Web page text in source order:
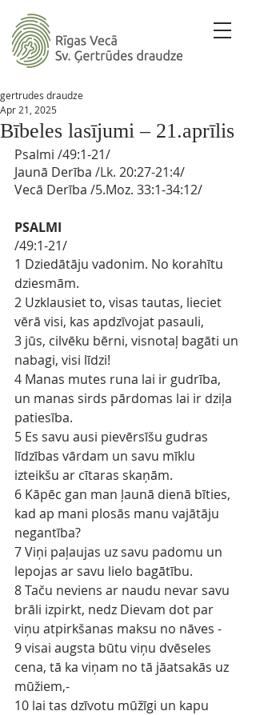
Bībeles lasījumi – 21.aprīlis
gertrudes draudze
Apr 21, 2025
Psalmi /49:1-21/
Jaunā Derība /Lk. 20:27-21:4/
Vecā Derība /5.Moz. 33:1-34:12/
PSALMI
/49:1-21/
1 Dziedātāju vadonim. No korahītu
dziesmām.
2 Uzklausiet to, visas tautas, lieciet
vērā visi, kas apdzīvojat pasauli,
3 jūs, cilvēku bērni, visnotaļ bagāti un
nabagi, visi līdzi!
4 Manas mutes runa lai ir gudrība,
un manas sirds pārdomas lai ir dziļa
patiesība.
5 Es savu ausi pievērsīšu gudras
līdzības vārdam un savu mīklu
izteikšu ar cītaras skaņām.
6 Kāpēc gan man ļaunā dienā bīties,
kad ap mani plosās manu vajātāju
negantība?
7 Viņi paļaujas uz savu padomu un
lepojas ar savu lielo bagātību.
8 Taču neviens ar naudu nevar savu
brāli izpirkt, nedz Dievam dot par
viņu atpirkšanas maksu no nāves -
9 visai augsta būtu viņu dvēseles
cena, tā ka viņam no tā jāatsakās uz
mūžiem,-
10 lai tas dzīvotu mūžīgi un kapu